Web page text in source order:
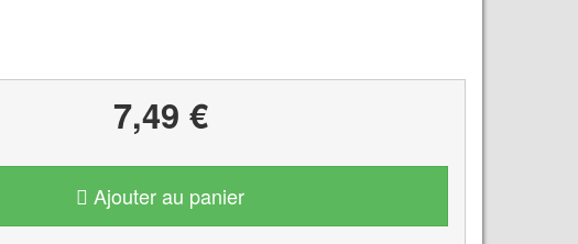
7,49 €
Ajouter au panier